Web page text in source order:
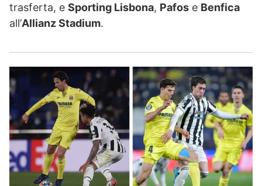
trasferta, e Sporting Lisbona, Pafos e Benfica
all’Allianz Stadium.